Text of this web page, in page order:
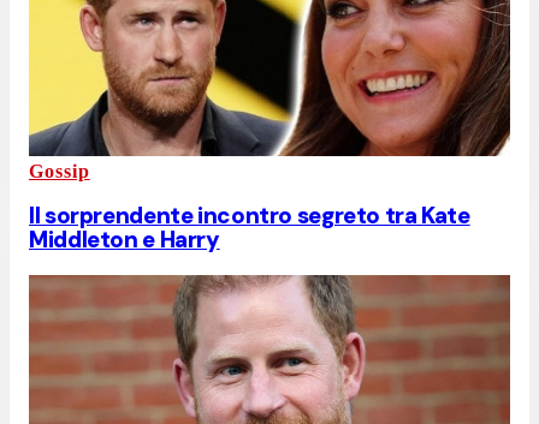
Gossip
Il sorprendente incontro segreto tra Kate
Middleton e Harry